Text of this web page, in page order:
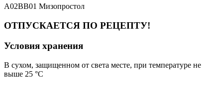
A02BB01 Мизопростол
ОТПУСКАЕТСЯ ПО РЕЦЕПТУ!
Условия хранения
В сухом, защищенном от света месте, при температуре не
выше 25 °C